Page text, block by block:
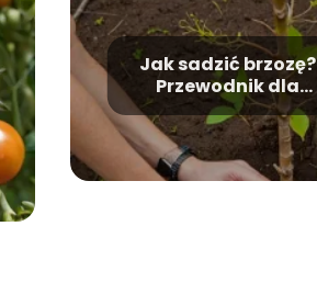
Jak sadzić brzozę?
Przewodnik dla
początkujących.